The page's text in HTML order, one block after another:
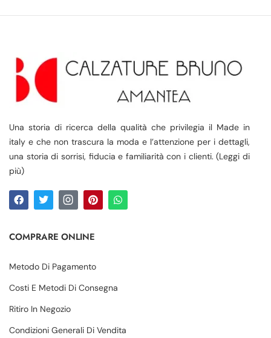
Una storia di ricerca della qualità che privilegia il Made in
italy e che non trascura la moda e l’attenzione per i dettagli,
una storia di sorrisi, fiducia e familiarità con i clienti. (Leggi di
più)
COMPRARE ONLINE
Metodo Di Pagamento
Costi E Metodi Di Consegna
Ritiro In Negozio
Condizioni Generali Di Vendita